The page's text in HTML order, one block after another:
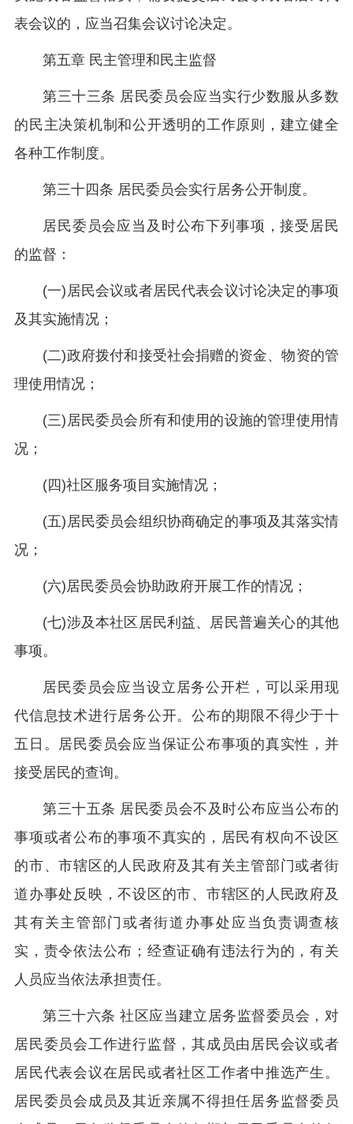
表会议的，应当召集会议讨论决定。
第五章 民主管理和民主监督
第三十三条 居民委员会应当实行少数服从多数
的民主决策机制和公开透明的工作原则，建立健全
各种工作制度。
第三十四条 居民委员会实行居务公开制度。
居民委员会应当及时公布下列事项，接受居民
的监督：
(一)居民会议或者居民代表会议讨论决定的事项
及其实施情况；
(二)政府拨付和接受社会捐赠的资金、物资的管
理使用情况；
(三)居民委员会所有和使用的设施的管理使用情
况；
(四)社区服务项目实施情况；
(五)居民委员会组织协商确定的事项及其落实情
况；
(六)居民委员会协助政府开展工作的情况；
(七)涉及本社区居民利益、居民普遍关心的其他
事项。
居民委员会应当设立居务公开栏，可以采用现
代信息技术进行居务公开。公布的期限不得少于十
五日。居民委员会应当保证公布事项的真实性，并
接受居民的查询。
第三十五条 居民委员会不及时公布应当公布的
事项或者公布的事项不真实的，居民有权向不设区
的市、市辖区的人民政府及其有关主管部门或者街
道办事处反映，不设区的市、市辖区的人民政府及
其有关主管部门或者街道办事处应当负责调查核
实，责令依法公布；经查证确有违法行为的，有关
人员应当依法承担责任。
第三十六条 社区应当建立居务监督委员会，对
居民委员会工作进行监督，其成员由居民会议或者
居民代表会议在居民或者社区工作者中推选产生。
居民委员会成员及其近亲属不得担任居务监督委员